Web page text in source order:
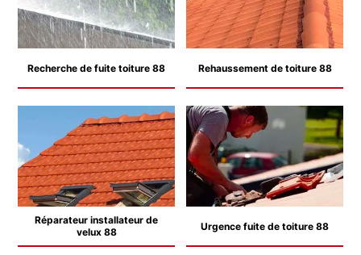
Recherche de fuite toiture 88 Rehaussement de toiture 88
Réparateur installateur de
velux 88
Urgence fuite de toiture 88